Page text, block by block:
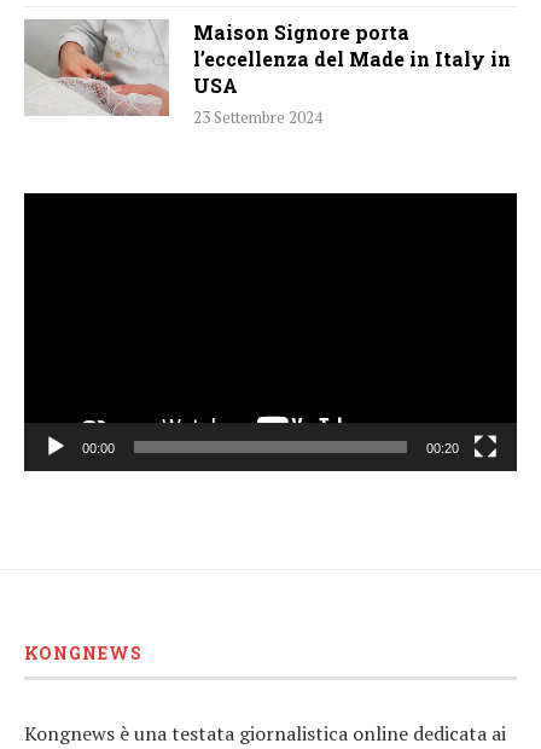
Maison Signore porta
l’eccellenza del Made in Italy in
USA
23 Settembre 2024
00:00 00:20
KONGNEWS
Kongnews è una testata giornalistica online dedicata ai